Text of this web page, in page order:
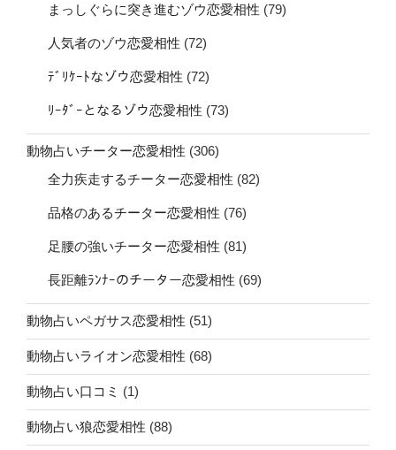
まっしぐらに突き進むゾウ恋愛相性 (79)
人気者のゾウ恋愛相性 (72)
ﾃﾞﾘｹｰﾄなゾウ恋愛相性 (72)
ﾘｰﾀﾞｰとなるゾウ恋愛相性 (73)
動物占いチーター恋愛相性 (306)
全力疾走するチーター恋愛相性 (82)
品格のあるチーター恋愛相性 (76)
足腰の強いチーター恋愛相性 (81)
長距離ﾗﾝﾅｰのチーター恋愛相性 (69)
動物占いペガサス恋愛相性 (51)
動物占いライオン恋愛相性 (68)
動物占い口コミ (1)
動物占い狼恋愛相性 (88)